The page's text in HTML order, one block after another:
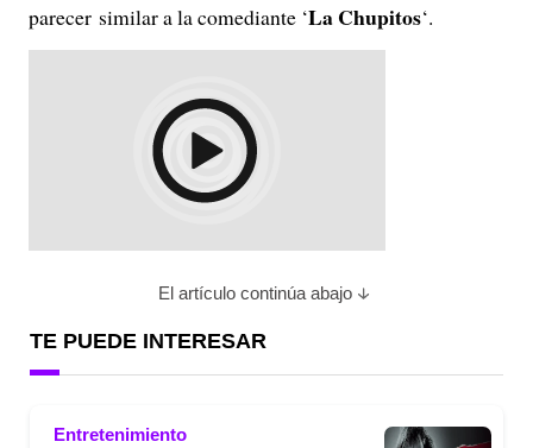
parecer similar a la comediante ‘La Chupitos‘.
El artículo continúa abajo
TE PUEDE INTERESAR
Entretenimiento